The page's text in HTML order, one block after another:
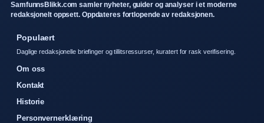
SamfunnsBlikk.com samler nyheter, guider og analyser i et moderne
redaksjonelt oppsett. Oppdateres fortlopende av redaksjonen.
Populaert
Daglige redaksjonelle briefinger og tillitsressurser, kuratert for rask verifisering.
Om oss
Kontakt
Historie
Personvernerklæring